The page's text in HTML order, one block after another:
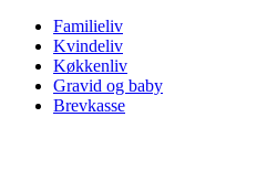
Familieliv
Kvindeliv
Køkkenliv
Gravid og baby
Brevkasse